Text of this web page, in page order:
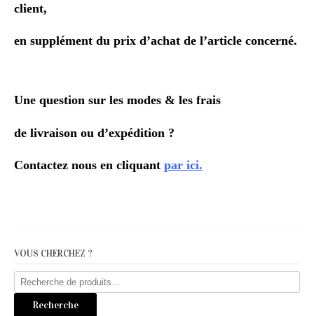
client,
en supplément du prix d’achat de l’article concerné.
Une question sur les modes & les frais
de livraison ou d’expédition ?
Contactez nous en cliquant par ici.
VOUS CHERCHEZ ?
Recherche